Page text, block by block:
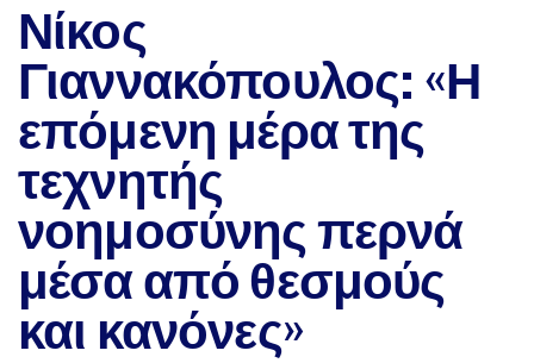
Νίκος
Γιαννακόπουλος: «Η
επόμενη μέρα της
τεχνητής
νοημοσύνης περνά
μέσα από θεσμούς
και κανόνες»